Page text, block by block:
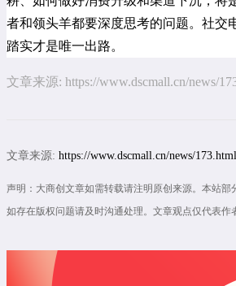
者和领头羊都要深度思考的问题。社交
踏实才是唯一出路。
文章来源: https://www.dscmall.cn/news/
文章来源: https://www.dscmall.cn/news/173.html
声明：大商创文章如需转载请注明原创来源。本站部
如存在版权问题请及时沟通处理。文章观点仅代表作